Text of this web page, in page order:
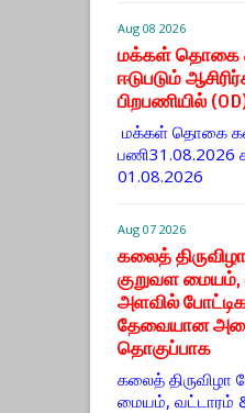
Aug 08 2026
மக்கள் தொகை
ஈடுபடும்
பிறபணியில்
மக்கள் தொகை
பணி31.08.2026
01.08.2026
Aug 07 2026
கலைத்
குறுவள
அளவில்
தேவையான
தொகுப்பாக
கலைத் திருவிழா
மையம், வட்டாரம்